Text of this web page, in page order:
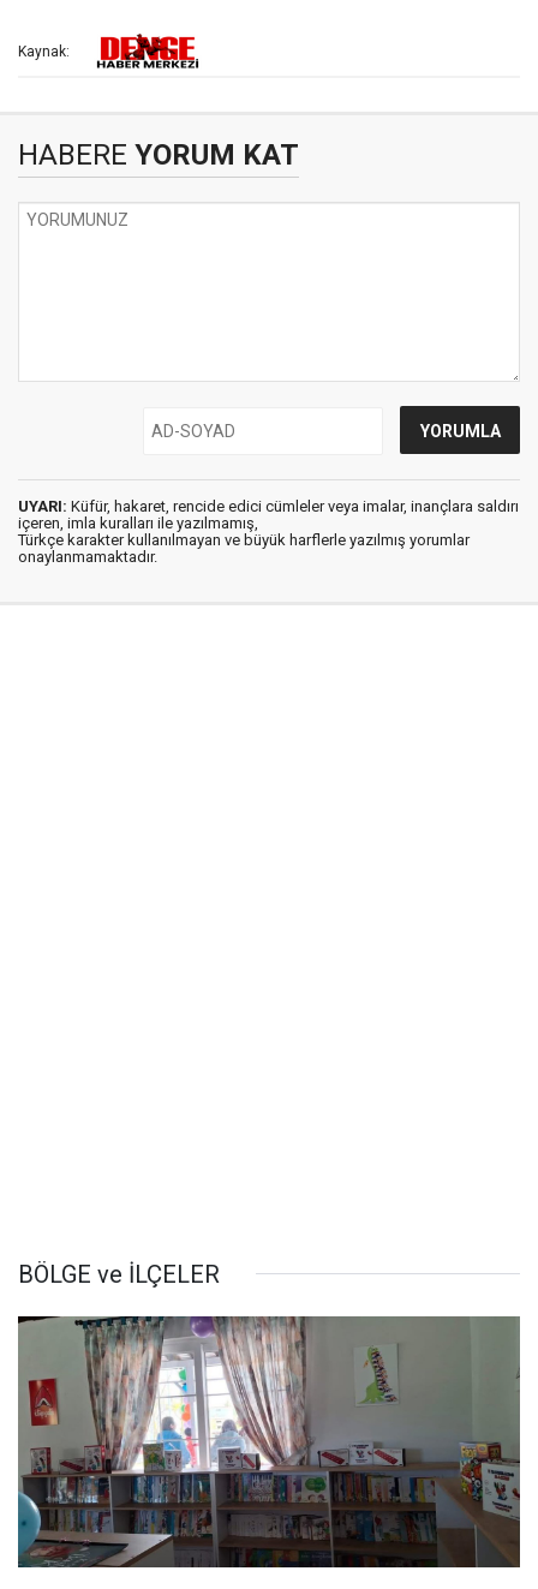
Kaynak:
HABERE YORUM KAT
UYARI: Küfür, hakaret, rencide edici cümleler veya imalar, inançlara saldırı
içeren, imla kuralları ile yazılmamış,
Türkçe karakter kullanılmayan ve büyük harflerle yazılmış yorumlar
onaylanmamaktadır.
BÖLGE ve İLÇELER